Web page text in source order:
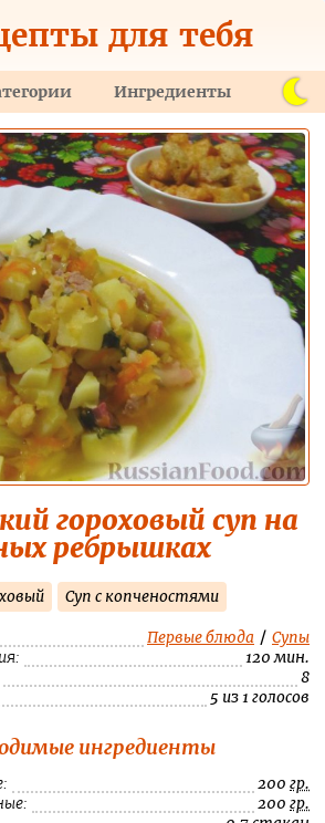
для тебя
Ингредиенты
гороховый суп на
ребрышках
Суп с копченостями
Первые блюда / Супы
120 мин.
8
5 из 1 голосов
ингредиенты
200 гр.
200 гр.